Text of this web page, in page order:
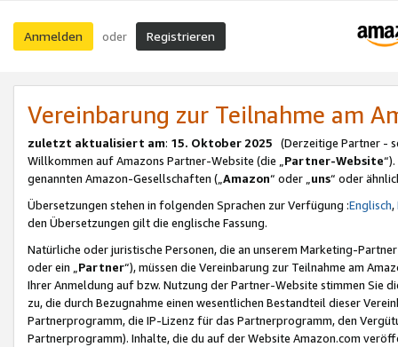
Anmelden oder Registrieren
Vereinbarung zur Teilnahme am
zuletzt aktualisiert am: 15. Oktober 2025 (Derzeitige Partner -
Willkommen auf Amazons Partner-Website (die „Partner-Website
genannten Amazon-Gesellschaften („Amazon“ oder „uns“ oder
Übersetzungen stehen in folgenden Sprachen zur Verfügung :Englisch,
den Übersetzungen gilt die englische Fassung.
Natürliche oder juristische Personen, die an unserem Marketing-
oder ein „Partner“), müssen die Vereinbarung zur Teilnahme am
Ihrer Anmeldung auf bzw. Nutzung der Partner-Website stimmen Sie
zu, die durch Bezugnahme einen wesentlichen Bestandteil dieser
Partnerprogramm, die IP-Lizenz für das Partnerprogramm, den
Partnerprogramm). Inhalte, die du auf der Website Amazon.com